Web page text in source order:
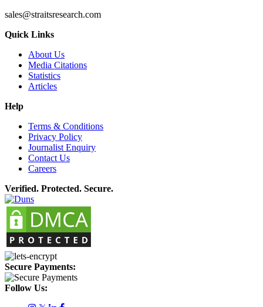
sales@straitsresearch.com
Quick Links
About Us
Media Citations
Statistics
Articles
Help
Terms & Conditions
Privacy Policy
Journalist Enquiry
Contact Us
Careers
Verified. Protected. Secure.
Secure Payments:
Follow Us: